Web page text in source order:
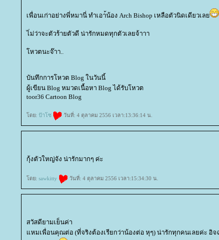
เพื่อนเก่าอย่างพี่หมานี่ ทำเอา้น้อง Arch Bishop เหลือตัวนิดเดียวเล
ไ่ม่ว่าจะตัวร้ายตัวดี น่ารักหมดทุกตัวเลยจ้าาา
หวตนะจ๊าา..
บันทึกการโหวต Blog ในวันนี้
ผู้เขียน Blog หมวดเนื้อหา Blog ได้รับโหวต
toor36 Cartoon Blog
ดย: ป้าโซ วันที่: 4 ตุลาคม 2556 เวลา:13:36:14 น.
กุ้งตัวใหญ่จัง น่ารักมากๆ ค่ะ
ดย: sawkitty วันที่: 4 ตุลาคม 2556 เวลา:15:34:30 น.
สวัสดียามเย็นค่า
หมเพื่อนคุณต่อ (ที่จริงต้องเรียกว่าน้องต่อ หุๆ) น่ารักทุกคนเลยค่ะ อิจ